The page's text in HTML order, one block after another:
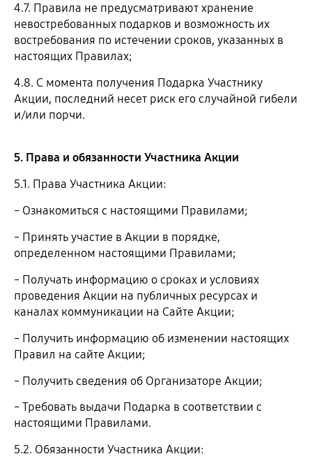
4.7. Правила не предусматривают хранение
невостребованных подарков и возможность их
востребования по истечении сроков, указанных в
настоящих Правилах;
4.8. С момента получения Подарка Участнику
Акции, последний несет риск его случайной гибели
и/или порчи.
5. Права и обязанности Участника Акции
5.1. Права Участника Акции:
˗ Ознакомиться с настоящими Правилами;
˗ Принять участие в Акции в порядке,
определенном настоящими Правилами;
˗ Получать информацию о сроках и условиях
проведения Акции на публичных ресурсах и
каналах коммуникации на Сайте Акции;
˗ Получить информацию об изменении настоящих
Правил на сайте Акции;
˗ Получить сведения об Организаторе Акции;
˗ Требовать выдачи Подарка в соответствии с
настоящими Правилами.
5.2. Обязанности Участника Акции: